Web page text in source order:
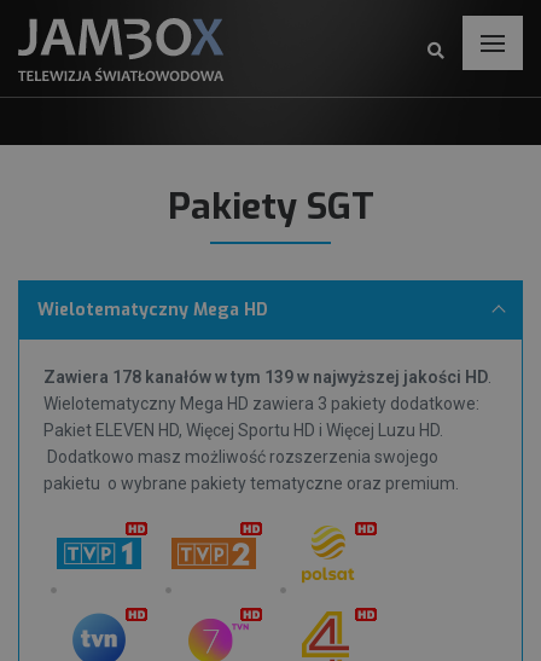
Pakiety SGT
Wielotematyczny Mega HD
Zawiera 178 kanałów w tym 139 w najwyższej jakości HD
Wielotematyczny Mega HD zawiera 3 pakiety dodatkowe:
Pakiet ELEVEN HD, Więcej Sportu HD i Więcej Luzu HD.
Dodatkowo masz możliwość rozszerzenia swojego
pakietu o wybrane pakiety tematyczne oraz premium.